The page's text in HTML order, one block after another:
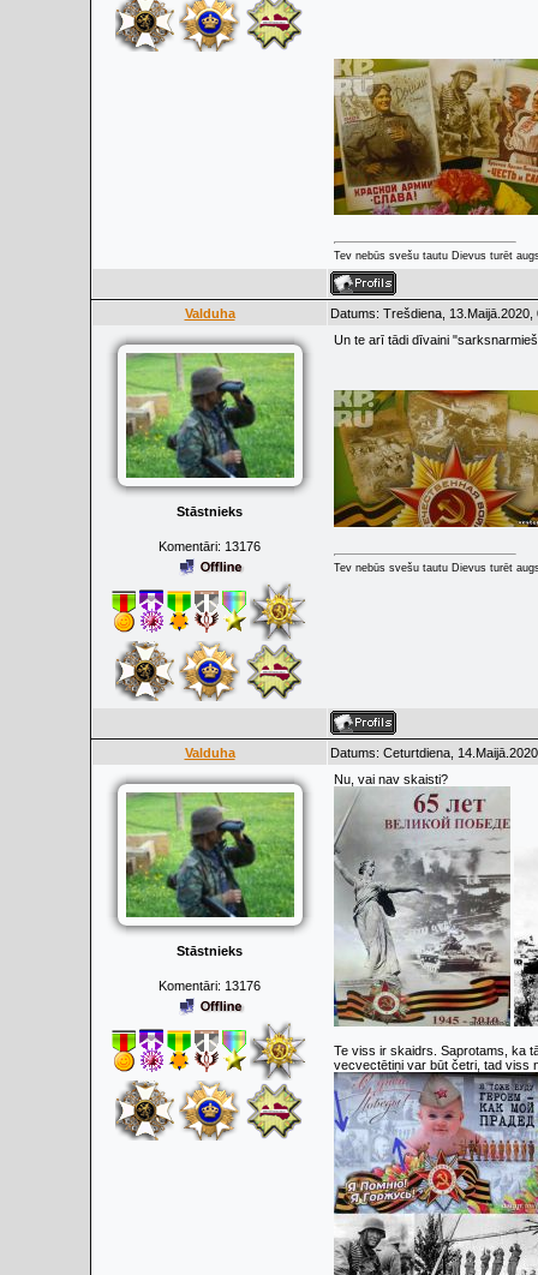
Tev nebūs svešu tautu Dievus turēt
Valduha Datums: Trešdiena,
Stāstnieks
Komentāri: 13176
Un te arī tādi dīvaini
Tev nebūs svešu tautu Dievus turēt
Valduha Datums: Ceturtdiena,
Stāstnieks
Komentāri: 13176
Nu, vai nav skaisti?
Te viss ir skaidrs. Saprotams, ka
vecvectētiņi var būt četri, tad viss